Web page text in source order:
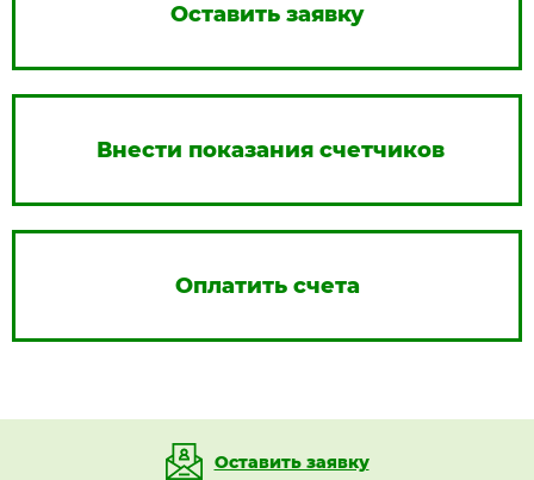
Оставить заявку
Внести показания счетчиков
Оплатить счета
Оставить заявку